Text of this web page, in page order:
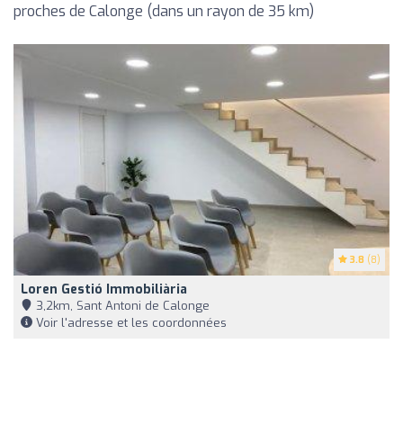
proches de Calonge (dans un rayon de 35 km)
3.8 (8)
Loren Gestió Immobiliària
3,2km, Sant Antoni de Calonge
Voir l'adresse et les coordonnées